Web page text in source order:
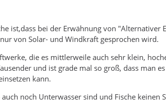
ist,dass bei der Erwähnung von "Alternativer
von Solar- und Windkraft gesprochen wird.
die es mittlerweile auch sehr klein,
und ist grade mal so groß, dass man
kann.
noch Unterwasser sind und Fische keinen